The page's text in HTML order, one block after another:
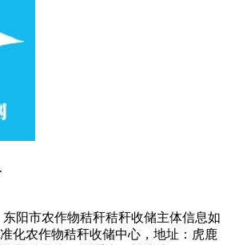
阳市农作物秸秆秸秆收储主体信息如
化农作物秸秆收储中心，地址：虎鹿